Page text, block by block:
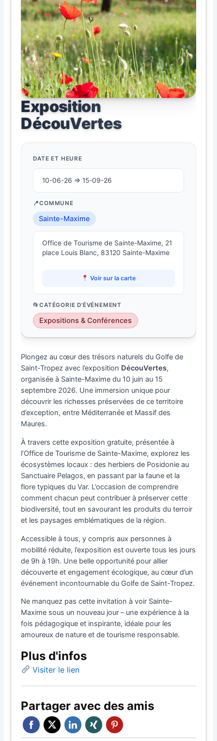
Exposition
DécouVertes
DATE ET HEURE
10-06-26 ⇒ 15-09-26
COMMUNE
Sainte-Maxime
Office de Tourisme de Sainte-Maxime, 21
place Louis Blanc, 83120 Sainte-Maxime
Voir sur la carte
CATÉGORIE D'ÉVÉNEMENT
Expositions & Conférences
Plongez au cœur des trésors naturels du Golfe de
Saint-Tropez avec l’exposition DécouVertes,
organisée à Sainte-Maxime du 10 juin au 15
septembre 2026. Une immersion unique pour
découvrir les richesses préservées de ce territoire
d’exception, entre Méditerranée et Massif des
Maures.
À travers cette exposition gratuite, présentée à
l’Office de Tourisme de Sainte-Maxime, explorez les
écosystèmes locaux : des herbiers de Posidonie au
Sanctuaire Pelagos, en passant par la faune et la
flore typiques du Var. L’occasion de comprendre
comment chacun peut contribuer à préserver cette
biodiversité, tout en savourant les produits du terroir
et les paysages emblématiques de la région.
Accessible à tous, y compris aux personnes à
mobilité réduite, l’exposition est ouverte tous les jours
de 9h à 19h. Une belle opportunité pour allier
découverte et engagement écologique, au cœur d’un
événement incontournable du Golfe de Saint-Tropez.
Ne manquez pas cette invitation à voir Sainte-
Maxime sous un nouveau jour – une expérience à la
fois pédagogique et inspirante, idéale pour les
amoureux de nature et de tourisme responsable.
Plus d'infos
Visiter le lien
Partager avec des amis